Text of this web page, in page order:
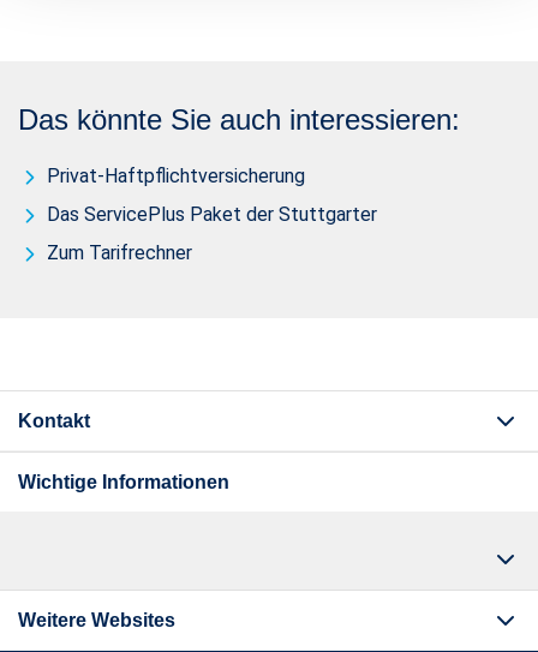
Das könnte Sie auch interessieren:
Privat-Haftpflichtversicherung
Das ServicePlus Paket der Stuttgarter
Zum Tarifrechner
Kontakt
Wichtige Informationen
Weitere Websites